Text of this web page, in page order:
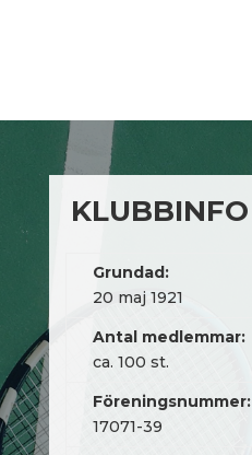
KLUBBINFO
Grundad:
20 maj 1921
Antal medlemmar:
ca. 100 st.
Föreningsnummer:
17071-39